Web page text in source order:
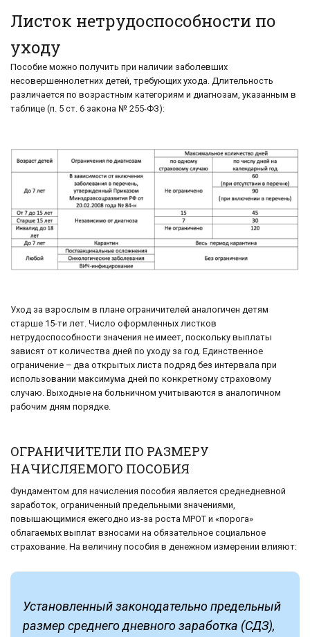
Листок нетрудоспособности по
уходу
Пособие можно получить при наличии заболевших
несовершеннолетних детей, требующих ухода. Длительность
различается по возрастным категориям и диагнозам, указанным в
таблице (п. 5 ст. 6 закона № 255-ФЗ):
Уход за взрослым в плане ограничителей аналогичен детям
старше 15-ти лет. Число оформленных листков
нетрудоспособности значения не имеет, поскольку выплаты
зависят от количества дней по уходу за год. Единственное
ограничение – два открытых листа подряд без интервала при
использовании максимума дней по конкретному страховому
случаю. Выходные на больничном учитываются в аналогичном
рабочим дням порядке.
ОГРАНИЧИТЕЛИ ПО РАЗМЕРУ
НАЧИСЛЯЕМОГО ПОСОБИЯ
Фундаментом для начисления пособия является среднедневной
заработок, ограниченный предельными значениями,
повышающимися ежегодно из-за роста МРОТ и «порога»
облагаемых выплат взносами на обязательное социальное
страхование. На величину пособия в денежном измерении влияют:
Установленный законодательно предельный
размер среднего дневного заработка (СДЗ),